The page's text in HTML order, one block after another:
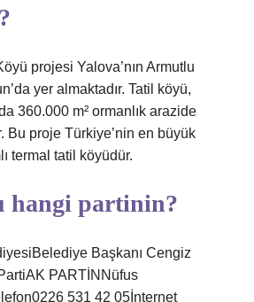
projesi Yalova’nın Armutlu
yer almaktadır. Tatil köyü,
360.000 m² ormanlık arazide
Bu proje Türkiye’nin en büyük
termal tatil köyüdür.
hangi partinin?
Başkanı Cengiz
PARTİNNüfus
531 42 05İnternet